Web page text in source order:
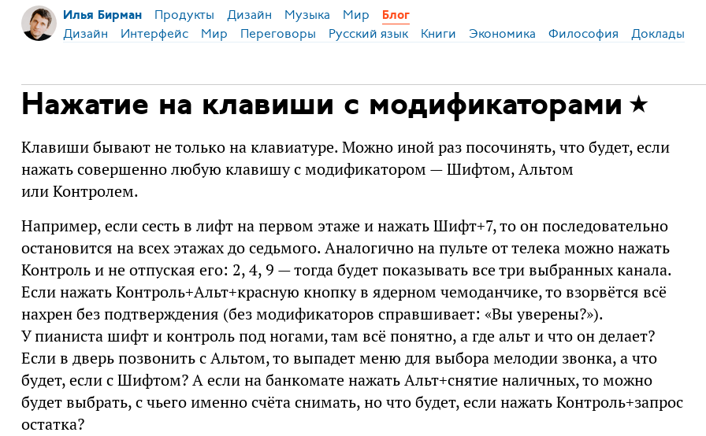
Илья Бирман Продукты Дизайн Музыка Мир Блог
Дизайн Интерфейс Мир Переговоры Русский язык Книги Экономика Философия Доклады
Нажатие на клавиши с модификаторами
Клавиши бывают не только на клавиатуре. Можно иной раз посочинять, что будет, если
нажать совершенно любую клавишу с модификатором — Шифтом, Альтом
или Контролем.
Например, если сесть в лифт на первом этаже и нажать Шифт+7, то он последовательно
остановится на всех этажах до седьмого. Аналогично на пульте от телека можно нажать
Контроль и не отпуская его: 2, 4, 9 — тогда будет показывать все три выбранных канала.
Если нажать Контроль+Альт+красную кнопку в ядерном чемоданчике, то взорвётся всё
нахрен без подтверждения (без модификаторов справшивает: «Вы уверены?»).
У пианиста шифт и контроль под ногами, там всё понятно, а где альт и что он делает?
Если в дверь позвонить с Альтом, то выпадет меню для выбора мелодии звонка, а что
будет, если с Шифтом? А если на банкомате нажать Альт+снятие наличных, то можно
будет выбрать, с чьего именно счёта снимать, но что будет, если нажать Контроль+запрос
остатка?